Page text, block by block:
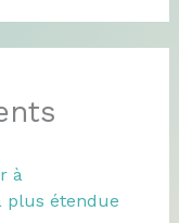
à
plus étendue